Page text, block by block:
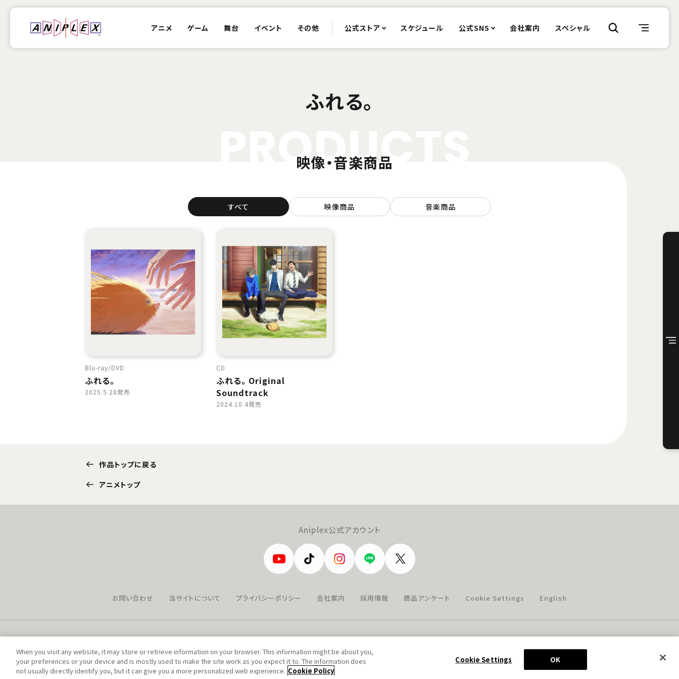
アニメ ゲーム 舞台 イベント その他 公式ストア スケジュール 公式SNS 会社案内 スペシャル
ふれる。
ODUC
映像・音楽商品
すべて 映像商品 音楽商品
Blu-ray DVD
ふれる。
2025.5.28発売
CD
ふれる。 Original
Soundtrack
2024.10.4発売
作品トップに戻る
アニメトップ
Aniplex公式アカウント
お問い合わせ 当サイトについて プライバシーポリシー 会社案内 採用情報 商品アンケート Cookie Settings English
© Aniplex Inc. All rights reserved.
When you visit any website, it may store or retrieve information on your browser. This information might be about you,
your preferences or your device and is mostly used to make the site work as you expect it to. The information does
not usually directly identify you, but it can give you a more personalized web experience. Cookie Policy
Cookie Settings OK